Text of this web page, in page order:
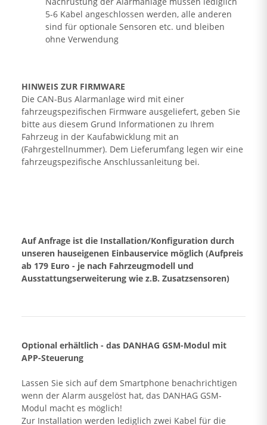
5-6 Kabel angeschlossen werden, alle anderen
sind für optionale Sensoren etc. und bleiben
ohne Verwendung
HINWEIS ZUR FIRMWARE
Die CAN-Bus Alarmanlage wird mit einer
fahrzeugspezifischen Firmware ausgeliefert, geben Sie
bitte aus diesem Grund Informationen zu Ihrem
Fahrzeug in der Kaufabwicklung mit an
(Fahrgestellnummer). Dem Lieferumfang legen wir eine
fahrzeugspezifische Anschlussanleitung bei.
Auf Anfrage ist die Installation/Konfiguration durch
unseren hauseigenen Einbauservice möglich (Aufpreis
ab 179 Euro - je nach Fahrzeugmodell und
Ausstattungserweiterung wie z.B. Zusatzsensoren)
Optional erhältlich - das DANHAG GSM-Modul mit
APP-Steuerung
Lassen Sie sich auf dem Smartphone benachrichtigen
wenn der Alarm ausgelöst hat, das DANHAG GSM-
Modul macht es möglich!
Zur Installation werden lediglich zwei Kabel für die